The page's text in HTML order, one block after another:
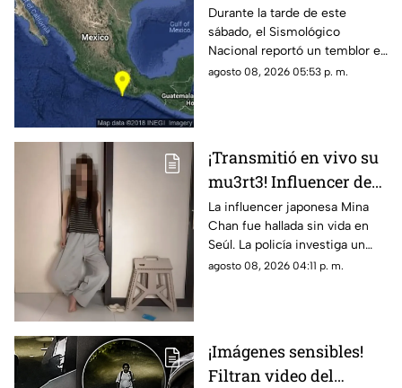
Romero, Oaxaca, hoy 8
de agosto de 2026
Durante la tarde de este
sábado, el Sismológico
Nacional reportó un temblor en
México hoy, con epicentro en
agosto 08, 2026 05:53 p. m.
¡Transmitió en vivo su
mu3rt3! Influencer de
k-pop Mina Chan
estaba en su
departamento de Seúl
La influencer japonesa Mina
Chan fue hallada sin vida en
Seúl. La policía investiga un
posible suicidio tras una alerta
agosto 08, 2026 04:11 p. m.
¡Imágenes sensibles!
Filtran video del